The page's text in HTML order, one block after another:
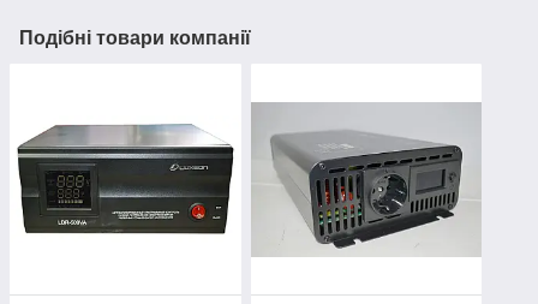
Подібні товари компанії